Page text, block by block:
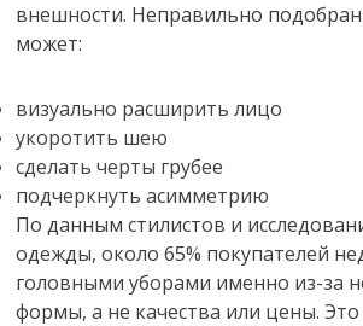
внешности. Неправильно
может:
визуально расширить лицо
укоротить шею
сделать черты грубее
подчеркнуть асимметрию
По данным стилистов и
одежды, около 65% покупателей
головными уборами именно из-за
формы, а не качества или цены. Это